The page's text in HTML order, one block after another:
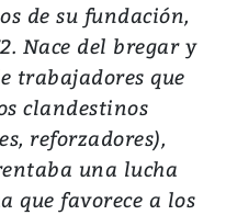
de su fundación,
Nace del bregar y
trabajadores que
clandestinos
reforzadores),
una lucha
que favorece a los